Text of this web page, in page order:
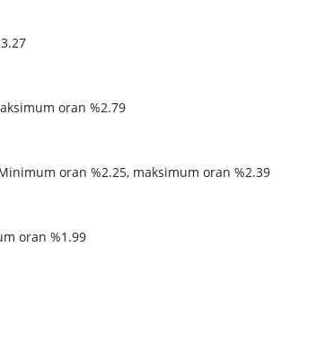
oran %2.79
oran %2.25, maksimum oran %2.39
oran %1.99